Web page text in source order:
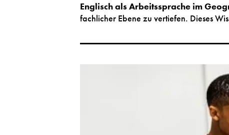
Englisch als Arbeitssprache im
fachlicher Ebene zu vertiefen. Dieses